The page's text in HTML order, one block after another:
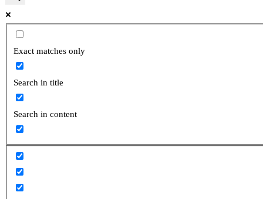
search
Exact matches only
Search in title
Search in content